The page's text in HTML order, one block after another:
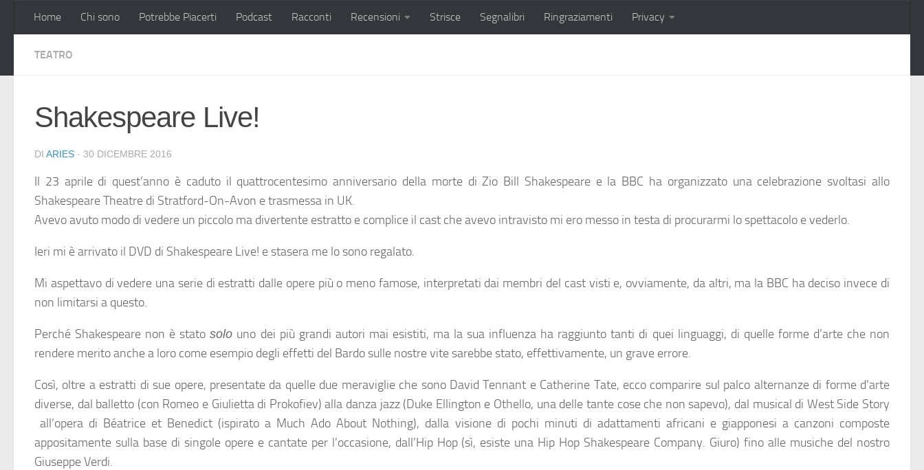
Salta al contenuto
Home Chi sono Potrebbe Piacerti Podcast Racconti Recensioni Strisce Segnalibri Ringraziamenti Privacy
TEATRO
Shakespeare Live!
DI ARIES · 30 DICEMBRE 2016
Il 23 aprile di quest’anno è caduto il quattrocentesimo anniversario della morte di Zio Bill Shakespeare e la BBC ha organizzato una celebrazione svoltasi allo
Shakespeare Theatre di Stratford-On-Avon e trasmessa in UK.
Avevo avuto modo di vedere un piccolo ma divertente estratto e complice il cast che avevo intravisto mi ero messo in testa di procurarmi lo spettacolo e vederlo.
Ieri mi è arrivato il DVD di Shakespeare Live! e stasera me lo sono regalato.
Mi aspettavo di vedere una serie di estratti dalle opere più o meno famose, interpretati dai membri del cast visti e, ovviamente, da altri, ma la BBC ha deciso invece di
non limitarsi a questo.
Perché Shakespeare non è statosolo uno dei più grandi autori mai esistiti, ma la sua influenza ha raggiunto tanti di quei linguaggi, di quelle forme d’arte che non
rendere merito anche a loro come esempio degli effetti del Bardo sulle nostre vite sarebbe stato, effettivamente, un grave errore.
Così, oltre a estratti di sue opere, presentate da quelle due meraviglie che sono David Tennant e Catherine Tate, ecco comparire sul palco alternanze di forme d’arte
diverse, dal balletto (con Romeo e Giulietta di Prokofiev) alla danza jazz (Duke Ellington e Othello, una delle tante cose che non sapevo), dal musical di West Side Story
all’opera di Béatrice et Benedict (ispirato a Much Ado About Nothing), dalla visione di pochi minuti di adattamenti africani e giapponesi a canzoni composte
appositamente sulla base di singole opere e cantate per l’occasione, dall’Hip Hop (sì, esiste una Hip Hop Shakespeare Company. Giuro) fino alle musiche del nostro
Giuseppe Verdi.